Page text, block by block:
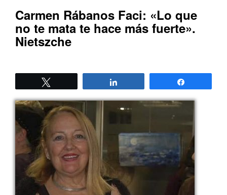
Carmen Rábanos Faci: «Lo que
no te mata te hace más fuerte».
Nietszche